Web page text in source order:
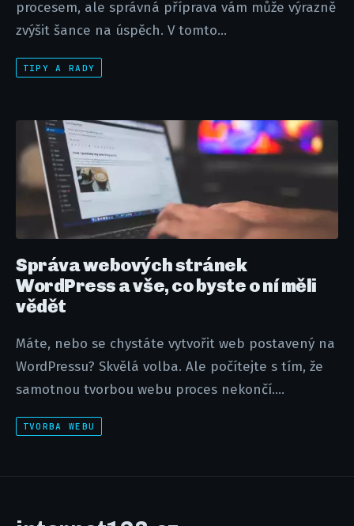
procesem, ale správná příprava vám může výrazně
zvýšit šance na úspěch. V tomto...
TIPY A RADY
Správa webových stránek
WordPress a vše, co byste o ní měli
vědět
Máte, nebo se chystáte vytvořit web postavený na
WordPressu? Skvělá volba. Ale počítejte s tím, že
samotnou tvorbou webu proces nekončí....
TVORBA WEBU